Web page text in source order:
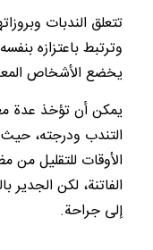
تتعلق الندبات
وترتبط باعتزازه
يخضع الأشخاص
يمكن أن تؤخذ عدة
التندب ودرجته،
الأوقات للتقليل من
الفاتنة، لكن
إلى جراحة.